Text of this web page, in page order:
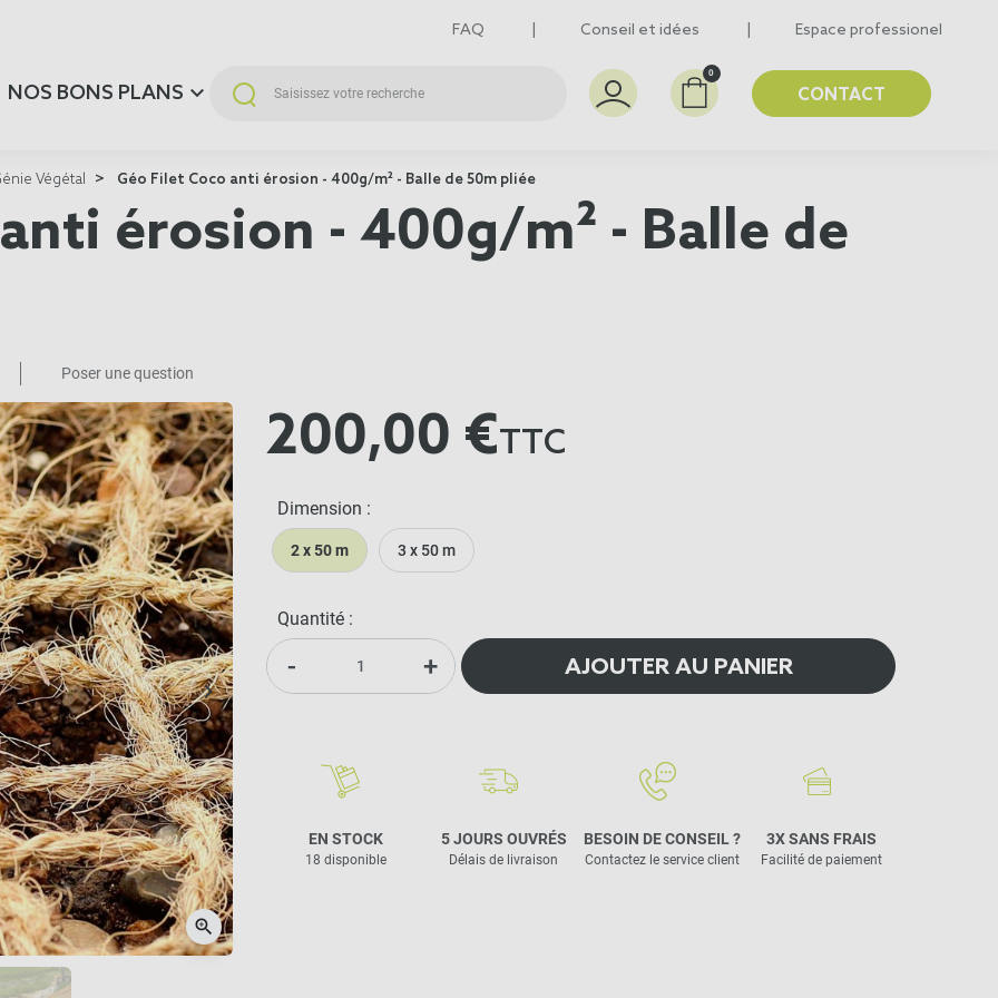
FAQ Conseil et idées Espace professionel
0
CONTACT
NOS BONS PLANS
Végétal Géo Filet Coco anti érosion - 400g/m² - Balle de 50m pliée
érosion - 400g/m² - Balle de
Poser une question
Suivant
keyboard_arrow_right
zoom_in
200,00 €TTC
Dimension :
2 x 50 m 3 x 50 m
Quantité :
- + AJOUTER AU PANIER
EN STOCK
18 disponible
5 JOURS OUVRÉS
Délais de livraison
BESOIN DE CONSEIL ?
Contactez le service client
3X SANS FRAIS
Facilité de paiement